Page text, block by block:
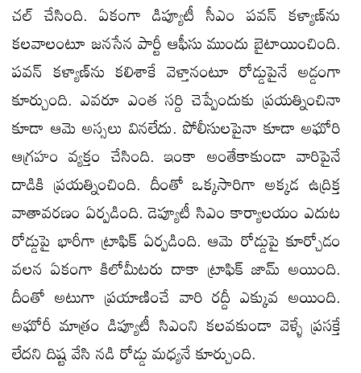
చల్ చేసింది. ఏకంగా డిప్యూటీ సీఎం పవన్ కళ్యాణ్‌ను
కలవాలంటూ జనసేన పార్టీ ఆఫీసు ముందు బైటాయించింది.
పవన్ కళ్యాణ్‌ను కలిశాకే వెళ్తానంటూ రోడ్డుపైనే అడ్డంగా
కూర్చుంది. ఎవరూ ఎంత సర్ది చెప్పేందుకు ప్రయత్నించినా
కూడా ఆమె అస్సలు వినలేదు. పోలీసులపైనా కూడా అఘోరి
ఆగ్రహం వ్యక్తం చేసింది. ఇంకా అంతేకాకుండా వారిపైనే
దాడికి ప్రయత్నించింది. దీంతో ఒక్కసారిగా అక్కడ ఉద్రిక్త
వాతావరణం ఏర్పడింది. డెప్యూటీ సిఎం కార్యాలయం ఎదుట
రోడ్డుపై భారీగా ట్రాఫిక్ ఏర్పడింది. ఆమె రోడ్డుపై కూర్చోడం
వలన ఏకంగా కిలోమీటరు దాకా ట్రాఫిక్ జామ్ అయింది.
దీంతో అటుగా ప్రయాణించే వారి రద్దీ ఎక్కువ అయింది.
అఘోరీ మాత్రం డిప్యూటీ సిఎంని కలవకుండా వెళ్ళే ప్రసక్తే
లేదని దిష్ట వేసి నడి రోడ్డు మధ్యనే కూర్చుంది.